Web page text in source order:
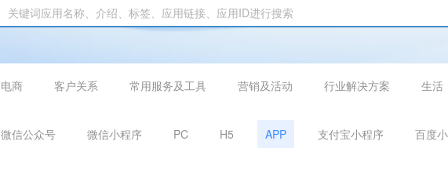
电商 客户关系 常用服务及工具 营销及活动 行业解决方案 生活
微信公众号 微信小程序 PC H5 APP 支付宝小程序 百度